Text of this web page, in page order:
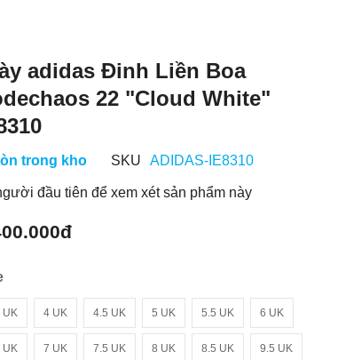
adidas Đinh Liền Boa
22 "Cloud White"
trong kho SKU ADIDAS-IE8310
đầu tiên để xem xét sản phẩm này
UK 4 UK 4.5 UK 5 UK 5.5 UK 6 UK
UK 7 UK 7.5 UK 8 UK 8.5 UK 9.5 UK